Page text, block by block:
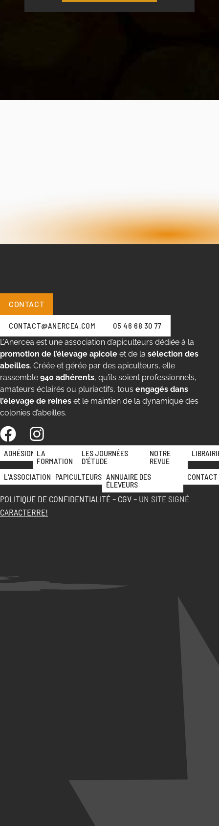
CONTACT
CONTACT@ANERCEA.COM
05 46 68 30 77
L’Anercea est une association d’apiculteurs dédiée à la
promotion de l’élevage apicole et de la sélection des
abeilles. Créée et gérée par des apiculteurs, elle
rassemble 940 adhérents, qu’ils soient professionnels,
amateurs éclairés ou pluriactifs, tous engagés dans
l’élevage de reines et le maintien de la dynamique des
colonies d’abeilles.
ADHÉSION LA
FORMATION
LES JOURNÉES
D'ÉTUDE
NOTRE
REVUE
L'ASSOCIATION PAPICULTEURS ANNUAIRE DES
ÉLEVEURS
CONTACT
POLITIQUE DE CONFIDENTIALITÉ– CGV– UN SITE SIGNÉ
CARACTERRE!